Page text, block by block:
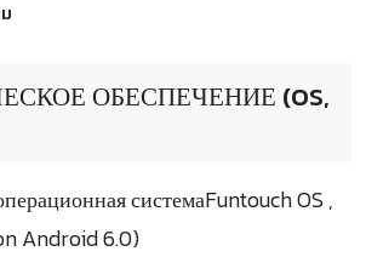
ОБЕСПЕЧЕНИЕ (OS,
системаFuntouch OS ,
Android 6.0)